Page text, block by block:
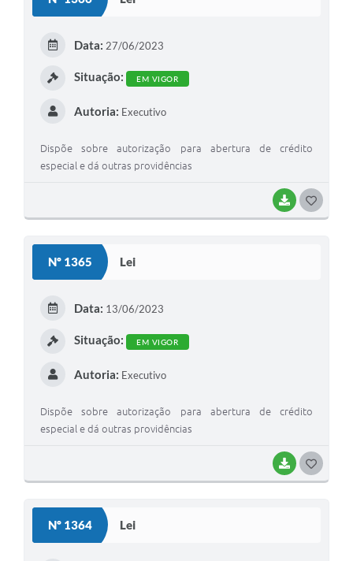
BAIXAR
Data: 27/06/2023
Situação: EM VIGOR
Autoria: Executivo
Dispõe sobre autorização para abertura de crédito
especial e dá outras providências
Nº 1365 Lei
BAIXAR
Data: 13/06/2023
Situação: EM VIGOR
Autoria: Executivo
Dispõe sobre autorização para abertura de crédito
especial e dá outras providências
Nº 1364 Lei